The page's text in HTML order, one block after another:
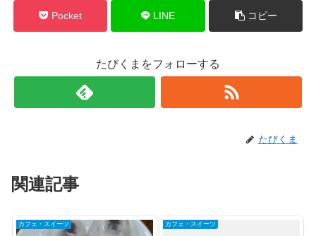
Pocket LINE コピー
たびくまをフォローする
たびくま
関連記事
カフェ・スイーツ カフェ・スイーツ